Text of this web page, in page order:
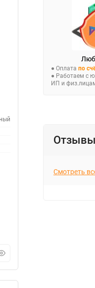
● Оплата по
● Работаем с
ИП и
Смотреть